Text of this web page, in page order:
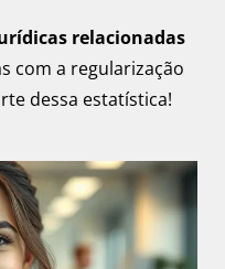
relacionadas
com a regularização
dessa estatística!